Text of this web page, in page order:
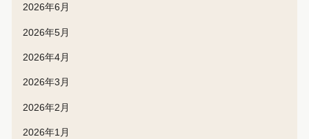
2026年6月
2026年5月
2026年4月
2026年3月
2026年2月
2026年1月